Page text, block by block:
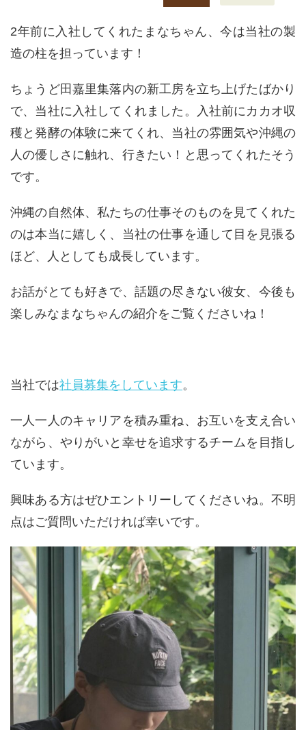
2年前に入社してくれたまなちゃん、今は当社の製
造の柱を担っています！
ちょうど田嘉里集落内の新工房を立ち上げたばかり
で、当社に入社してくれました。入社前にカカオ収
穫と発酵の体験に来てくれ、当社の雰囲気や沖縄の
人の優しさに触れ、行きたい！と思ってくれたそう
です。
沖縄の自然体、私たちの仕事そのものを見てくれた
のは本当に嬉しく、当社の仕事を通して目を見張る
ほど、人としても成長しています。
お話がとても好きで、話題の尽きない彼女、今後も
楽しみなまなちゃんの紹介をご覧くださいね！
当社では社員募集をしています。
一人一人のキャリアを積み重ね、お互いを支え合い
ながら、やりがいと幸せを追求するチームを目指し
ています。
興味ある方はぜひエントリーしてくださいね。不明
点はご質問いただければ幸いです。